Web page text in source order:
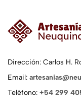
Dirección: Carlos H.
Email:
Teléfono: +54 299